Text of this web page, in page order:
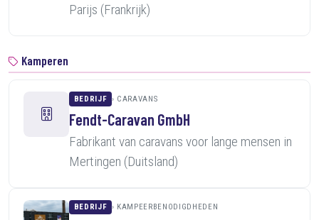
Parijs (Frankrijk)
Kamperen
BEDRIJF CARAVANS
Fendt-Caravan GmbH
Fabrikant van caravans voor lange mensen in
Mertingen (Duitsland)
BEDRIJF KAMPEERBENODIGDHEDEN